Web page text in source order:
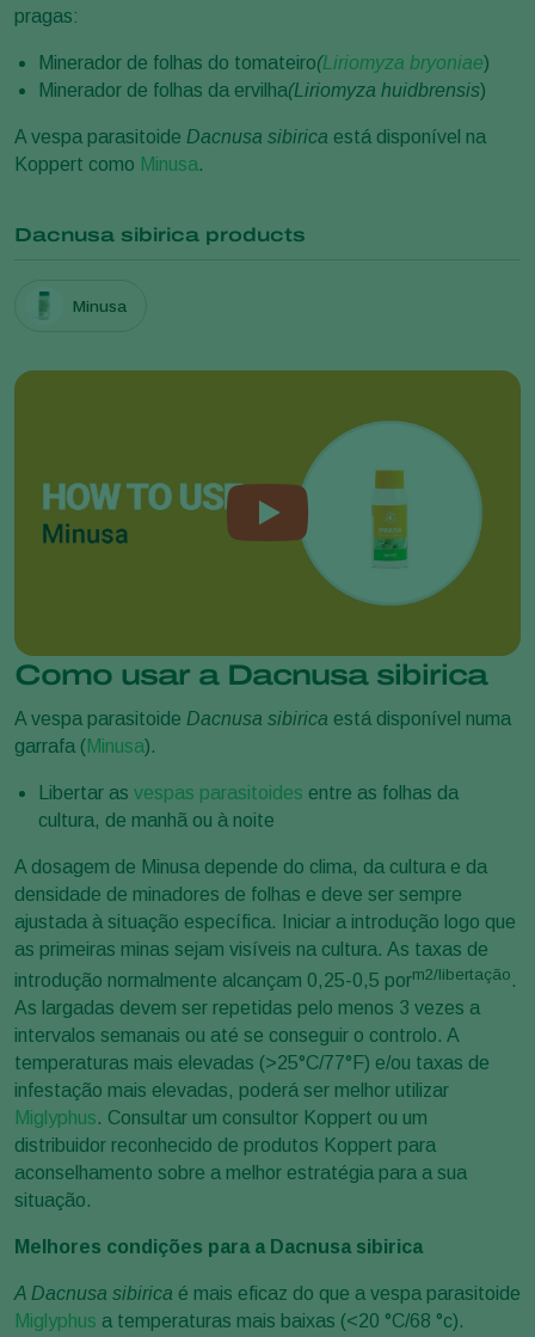
pragas:
Minerador de folhas do tomateiro(Liriomyza bryoniae)
Minerador de folhas da ervilha(Liriomyza huidbrensis)
A vespa parasitoide Dacnusa sibirica está disponível na
Koppert como Minusa.
Dacnusa sibirica products
Minusa
Como usar a Dacnusa sibirica
A vespa parasitoide Dacnusa sibirica está disponível numa
garrafa (Minusa).
Libertar as vespas parasitoides entre as folhas da
cultura, de manhã ou à noite
A dosagem de Minusa depende do clima, da cultura e da
densidade de minadores de folhas e deve ser sempre
ajustada à situação específica. Iniciar a introdução logo que
as primeiras minas sejam visíveis na cultura. As taxas de
introdução normalmente alcançam 0,25-0,5 porm2/libertação .
As largadas devem ser repetidas pelo menos 3 vezes a
intervalos semanais ou até se conseguir o controlo. A
temperaturas mais elevadas (>25°C/77°F) e/ou taxas de
infestação mais elevadas, poderá ser melhor utilizar
Miglyphus. Consultar um consultor Koppert ou um
distribuidor reconhecido de produtos Koppert para
aconselhamento sobre a melhor estratégia para a sua
situação.
Melhores condições para a Dacnusa sibirica
A Dacnusa sibirica é mais eficaz do que a vespa parasitoide
Miglyphus a temperaturas mais baixas (<20 °C/68 °c).